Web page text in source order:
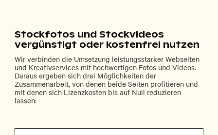
Stockfotos und Stockvideos
vergünstigt oder kostenfrei nutzen
Wir verbinden die Umsetzung leistungsstarker Webseiten
und Kreativservices mit hochwertigen Fotos und Videos.
Daraus ergeben sich drei Möglichkeiten der
Zusammenarbeit, von denen beide Seiten profitieren und
mit denen sich Lizenzkosten bis auf Null reduzieren
lassen: